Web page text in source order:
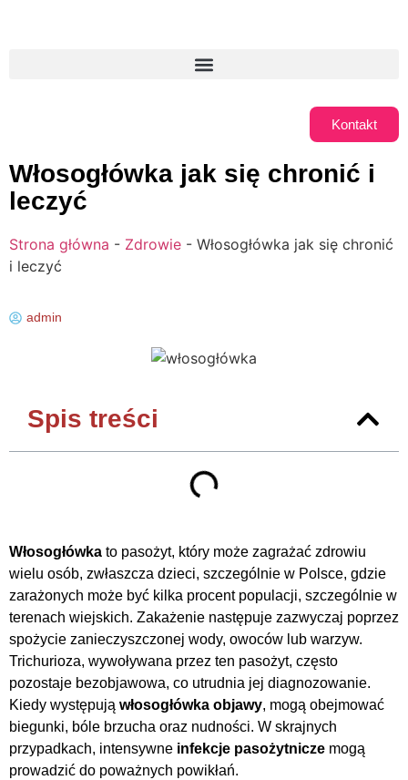
Kontakt
Włosogłówka jak się chronić i
leczyć
Strona główna - Zdrowie - Włosogłówka jak się chronić
i leczyć
admin
Spis treści
Włosogłówka to pasożyt, który może zagrażać zdrowiu
wielu osób, zwłaszcza dzieci, szczególnie w Polsce, gdzie
zarażonych może być kilka procent populacji, szczególnie w
terenach wiejskich. Zakażenie następuje zazwyczaj poprzez
spożycie zanieczyszczonej wody, owoców lub warzyw.
Trichurioza, wywoływana przez ten pasożyt, często
pozostaje bezobjawowa, co utrudnia jej diagnozowanie.
Kiedy występują włosogłówka objawy, mogą obejmować
biegunki, bóle brzucha oraz nudności. W skrajnych
przypadkach, intensywne infekcje pasożytnicze mogą
prowadzić do poważnych powikłań.